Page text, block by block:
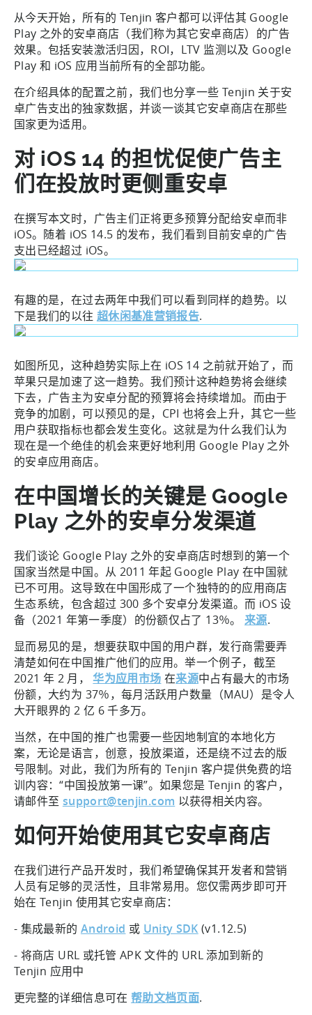
从今天开始，所有的 Tenjin 客户都可以评估其 Google
Play 之外的安卓商店（我们称为其它安卓商店）的广告
效果。包括安装激活归因，ROI，LTV 监测以及 Google
Play 和 iOS 应用当前所有的全部功能。
在介绍具体的配置之前，我们也分享一些 Tenjin 关于安
卓广告支出的独家数据，并谈一谈其它安卓商店在那些
国家更为适用。
对 iOS 14 的担忧促使广告主
们在投放时更侧重安卓
在撰写本文时，广告主们正将更多预算分配给安卓而非
iOS。随着 iOS 14.5 的发布，我们看到目前安卓的广告
支出已经超过 iOS。
有趣的是，在过去两年中我们可以看到同样的趋势。以
下是我们的以往 超休闲基准营销报告.
如图所见，这种趋势实际上在 iOS 14 之前就开始了，而
苹果只是加速了这一趋势。我们预计这种趋势将会继续
下去，广告主为安卓分配的预算将会持续增加。而由于
竞争的加剧，可以预见的是，CPI 也将会上升，其它一些
用户获取指标也都会发生变化。这就是为什么我们认为
现在是一个绝佳的机会来更好地利用 Google Play 之外
的安卓应用商店。
在中国增长的关键是 Google
Play 之外的安卓分发渠道
我们谈论 Google Play 之外的安卓商店时想到的第一个
国家当然是中国。从 2011 年起 Google Play 在中国就
已不可用。这导致在中国形成了一个独特的的应用商店
生态系统，包含超过 300 多个安卓分发渠道。而 iOS 设
备（2021 年第一季度）的份额仅占了 13％。 来源.
显而易见的是，想要获取中国的用户群，发行商需要弄
清楚如何在中国推广他们的应用。举一个例子，截至
2021 年 2 月，华为应用市场 在来源中占有最大的市场
份额，大约为 37％，每月活跃用户数量（MAU）是令人
大开眼界的 2 亿 6 千多万。
当然，在中国的推广也需要一些因地制宜的本地化方
案，无论是语言，创意，投放渠道，还是绕不过去的版
号限制。对此，我们为所有的 Tenjin 客户提供免费的培
训内容：“中国投放第一课”。如果您是 Tenjin 的客户，
请邮件至 support@tenjin.com 以获得相关内容。
如何开始使用其它安卓商店
在我们进行产品开发时，我们希望确保其开发者和营销
人员有足够的灵活性，且非常易用。您仅需两步即可开
始在 Tenjin 使用其它安卓商店：
- 集成最新的 Android 或 Unity SDK (v1.12.5)
- 将商店 URL 或托管 APK 文件的 URL 添加到新的
Tenjin 应用中
更完整的详细信息可在 帮助文档页面.